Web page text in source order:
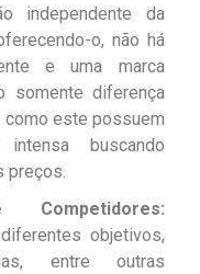
independente da
o, não há
e uma marca
somente diferença
como este possuem
buscando
preços.
Competidores:
objetivos,
entre outras